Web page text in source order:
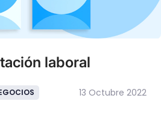
laboral
13 Octubre 2022